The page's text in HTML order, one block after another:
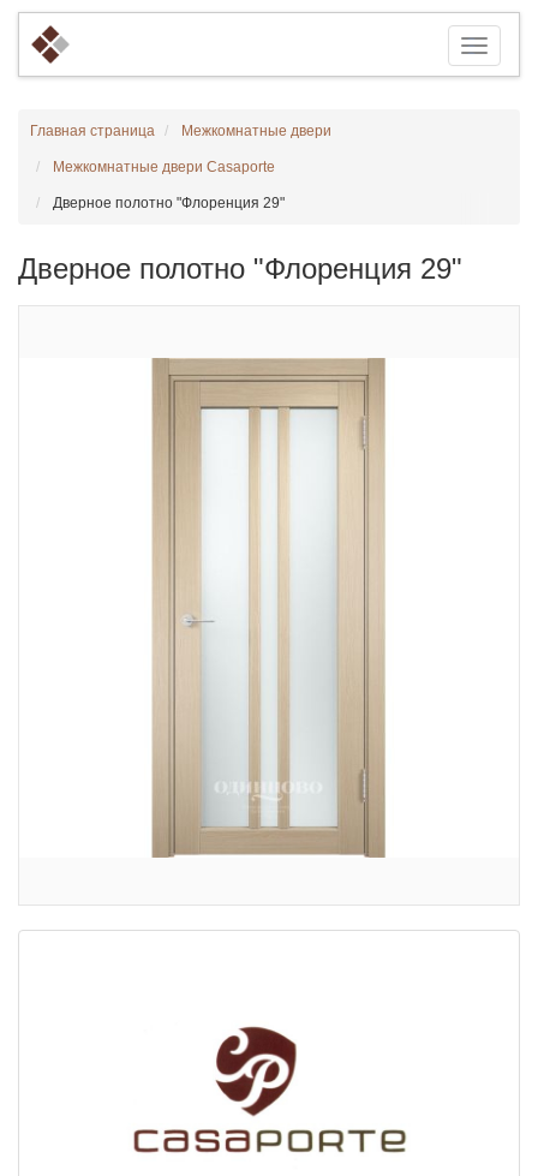
Главная страница Межкомнатные двери
Межкомнатные двери Casaporte
Дверное полотно "Флоренция 29"
Дверное полотно "Флоренция 29"